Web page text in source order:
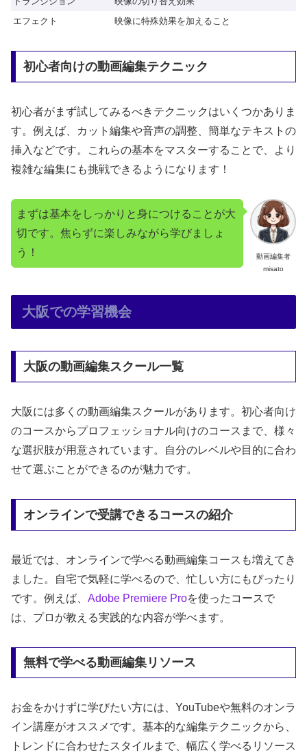
エフェクト
映像に特殊効果を加えること
初心者向けの動画編集テクニック
初心者がまず試してみるべきテクニックはいくつかありま
す。例えば、カット編集や音声の調整、簡単なテキストの
挿入などです。これらの基本をマスターすることで、より
複雑な編集にも挑戦できるようになります！
動画編集者
misato
まずは基本をしっかりと身につけることが大
切です。焦らずに楽しみながら学びましょ
う！
大阪での学習機会
大阪の動画編集スクール一覧
大阪には多くの動画編集スクールがあります。初心者向け
のコースからプロフェッショナル向けのコースまで、様々
な選択肢が用意されています。自分のレベルや目的に合わ
せて選ぶことができるのが魅力です。
オンラインで受講できるコースの紹介
最近では、オンラインで学べる動画編集コースも増えてき
ました。自宅で気軽に学べるので、忙しい方にもぴったり
です。例えば、 Adobe Premiere Proを使ったコースで
は、プロが教える実践的な内容が学べます。
無料で学べる動画編集リソース
お金をかけずに学びたい方には、YouTubeや無料のオンラ
イン講座がオススメです。基本的な編集テクニックから、
トレンドに合わせたスタイルまで、幅広く学べるリソース